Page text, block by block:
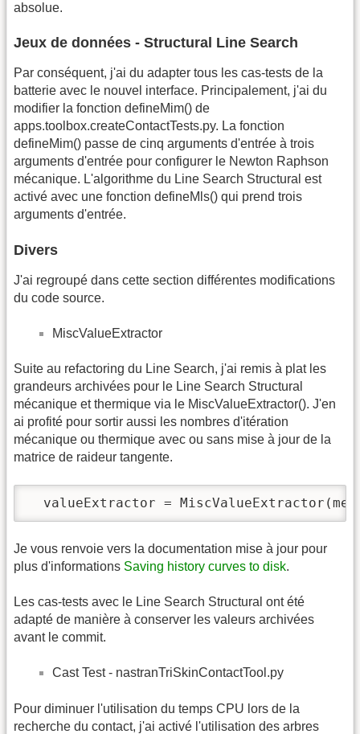
absolue.
Jeux de données - Structural Line Search
Par conséquent, j'ai du adapter tous les cas-tests de la
batterie avec le nouvel interface. Principalement, j'ai du
modifier la fonction defineMim() de
apps.toolbox.createContactTests.py. La fonction
defineMim() passe de cinq arguments d'entrée à trois
arguments d'entrée pour configurer le Newton Raphson
mécanique. L'algorithme du Line Search Structural est
activé avec une fonction defineMls() qui prend trois
arguments d'entrée.
Divers
J'ai regroupé dans cette section différentes modifications
du code source.
MiscValueExtractor
Suite au refactoring du Line Search, j'ai remis à plat les
grandeurs archivées pour le Line Search Structural
mécanique et thermique via le MiscValueExtractor(). J'en
ai profité pour sortir aussi les nombres d'itération
mécanique ou thermique avec ou sans mise à jour de la
matrice de raideur tangente.
valueExtractor =
Je vous renvoie vers la documentation mise à jour pour
plus d'informations Saving history curves to disk.
Les cas-tests avec le Line Search Structural ont été
adapté de manière à conserver les valeurs archivées
avant le commit.
Cast Test - nastranTriSkinContactTool.py
Pour diminuer l'utilisation du temps CPU lors de la
recherche du contact, j'ai activé l'utilisation des arbres